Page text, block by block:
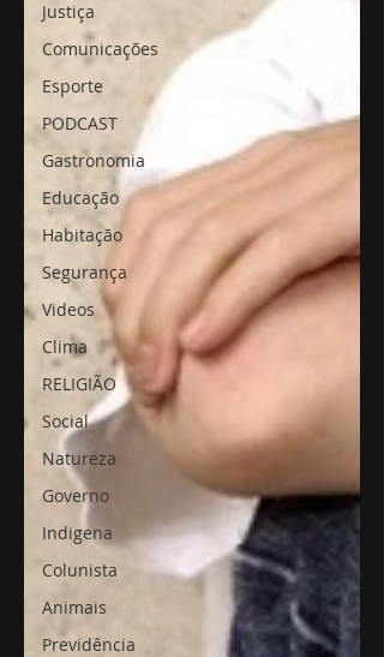
Justiça
Comunicações
Esporte
PODCAST
Gastronomia
Educação
Habitação
Segurança
Videos
Clima
RELIGIÃO
Social
Natureza
Governo
Indigena
Colunista
Animais
Previdência